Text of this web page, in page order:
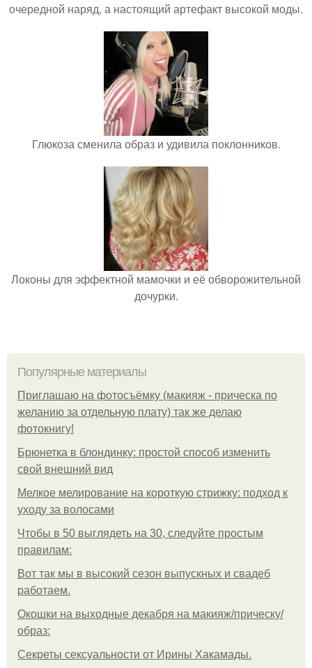
очередной наряд, а настоящий артефакт высокой моды.
Глюкоза сменила образ и удивила поклонников.
Локоны для эффектной мамочки и её обворожительной
дочурки.
Популярные материалы
Приглашаю на фотосъёмку (макияж - прическа по
желанию за отдельную плату) так же делаю
фотокнигу!
Брюнетка в блондинку: простой способ изменить
свой внешний вид
Мелкое мелирование на короткую стрижку: подход к
уходу за волосами
Чтобы в 50 выглядеть на 30, следуйте простым
правилам:
Вот так мы в высокий сезон выпускных и свадеб
работаем.
Окошки на выходные декабря на макияж/прическу/
образ:
Секреты сексуальности от Ирины Хакамады.